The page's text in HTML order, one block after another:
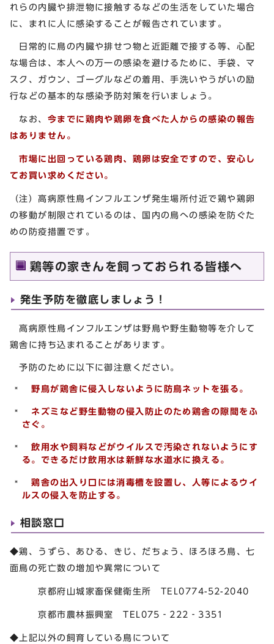
れらの内臓や排泄物に接触するなどの生活をしていた場合
に、まれに人に感染することが報告されています。
日常的に鳥の内臓や排せつ物と近距離で接する等、心配
な場合は、本人への万一の感染を避けるために、手袋、マ
スク、ガウン、ゴーグルなどの着用、手洗いやうがいの励
行などの基本的な感染予防対策を行いましょう。
なお、 今までに鶏肉や鶏卵を食べた人からの感染の報告
はありません。
市場に出回っている鶏肉、鶏卵は安全ですので、安心し
てお買い求めください。
（注）高病原性鳥インフルエンザ発生場所付近で鶏や鶏卵
の移動が制限されているのは、国内の鳥への感染を防ぐた
めの防疫措置です。
鶏等の家きんを飼っておられる皆様へ
発生予防を徹底しましょう！
高病原性鳥インフルエンザは野鳥や野生動物等を介して
鶏舎に持ち込まれることがあります。
予防のために以下に御注意ください。
野鳥が鶏舎に侵入しないように防鳥ネットを張る。
ネズミなど野生動物の侵入防止のため鶏舎の隙間をふ
さぐ。
飲用水や飼料などがウイルスで汚染されないようにす
る。できるだけ飲用水は新鮮な水道水に換える。
鶏舎の出入り口には消毒槽を設置し、人等によるウイ
ルスの侵入を防止する。
相談窓口
◆鶏、うずら、あひる、きじ、だちょう、ほろほろ鳥、七
面鳥の死亡数の増加や異常について
京都府山城家畜保健衛生所 TEL0774-52-2040
京都市農林振興室 TEL075‐222‐3351
◆上記以外の飼育している鳥について